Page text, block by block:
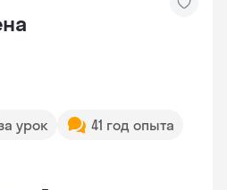
урок
41 год опыта